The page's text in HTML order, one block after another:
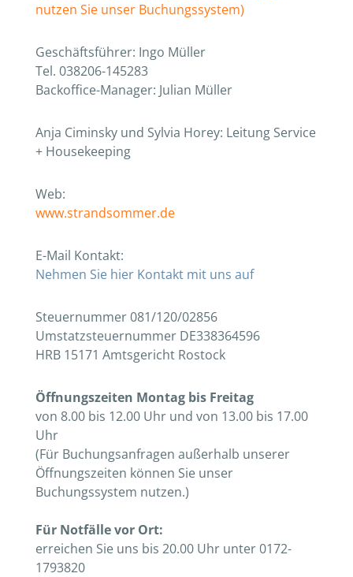
nutzen Sie unser Buchungssystem)
Geschäftsführer: Ingo Müller
Tel. 038206-145283
Backoffice-Manager: Julian Müller
Anja Ciminsky und Sylvia Horey: Leitung Service
+ Housekeeping
Web:
www.strandsommer.de
E-Mail Kontakt:
Nehmen Sie hier Kontakt mit uns auf
Steuernummer 081/120/02856
Umstatzsteuernummer DE338364596
HRB 15171 Amtsgericht Rostock
Öffnungszeiten Montag bis Freitag
von 8.00 bis 12.00 Uhr und von 13.00 bis 17.00
Uhr
(Für Buchungsanfragen außerhalb unserer
Öffnungszeiten können Sie unser
Buchungssystem nutzen.)
Für Notfälle vor Ort:
erreichen Sie uns bis 20.00 Uhr unter 0172-
1793820